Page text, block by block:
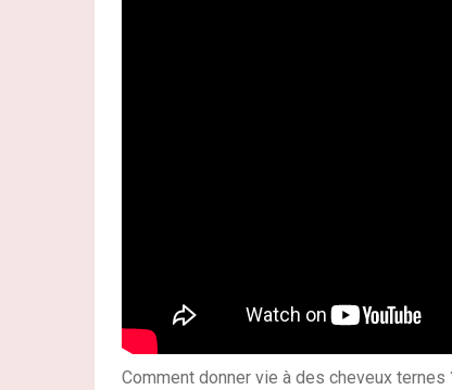
Comment donner vie à des cheveux